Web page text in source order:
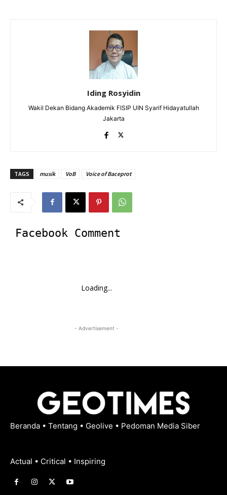
Iding Rosyidin
Wakil Dekan Bidang Akademik FISIP UIN Syarif Hidayatullah
Jakarta
TAGS musik VoB Voice of Baceprot
Facebook Comment
Loading...
- Advertisement -
Beranda • Tentang • Geolive • Pedoman Media Siber
Actual • Critical • Inspiring